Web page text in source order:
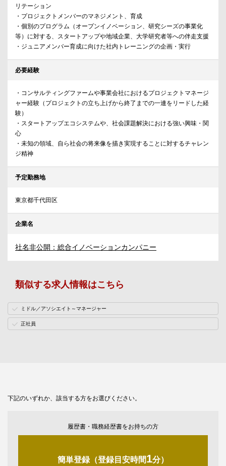
リテーション
・プロジェクトメンバーのマネジメント、育成
・個別のプログラム（オープンイノベーション、研究シーズの事業化
等）に対する、スタートアップや地域企業、大学研究者等への伴走支援
・ジュニアメンバー育成に向けた社内トレーニングの企画・実行
必要経験
・コンサルティングファームや事業会社におけるプロジェクトマネージ
ャー経験（プロジェクトの立ち上げから終了までの一連をリードした経
験）
・スタートアップエコシステムや、社会課題解決における強い興味・関
心
・未知の領域、自ら社会の将来像を描き実現することに対するチャレン
ジ精神
予定勤務地
東京都千代田区
企業名
社名非公開：総合イノベーションカンパニー
類似する求人情報はこちら
ミドル／アソシエイト～マネージャー
正社員
下記のいずれか、該当する方をお選びください。
履歴書・職務経歴書をお持ちの方
簡単登録（登録目安時間1分）